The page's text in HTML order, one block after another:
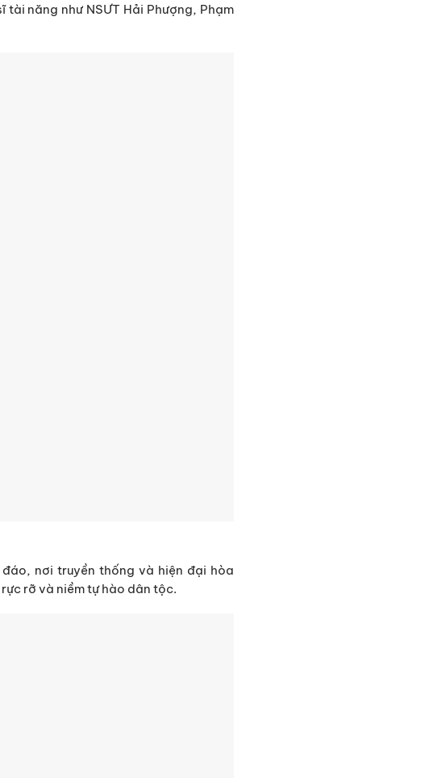
năng như NSƯT Hải Phượng, Phạm
nơi truyền thống và hiện đại hòa
rỡ và niềm tự hào dân tộc.